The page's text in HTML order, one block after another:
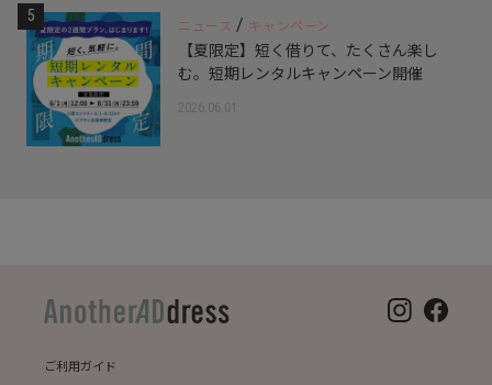
5 ニュース / キャンペーン
【夏限定】短く借りて、たくさん楽し
む。短期レンタルキャンペーン開催
2026.06.01
ご利用ガイド